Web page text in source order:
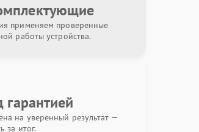
применяем проверенные
работы устройства.
гарантией
на уверенный результат —
за итог.